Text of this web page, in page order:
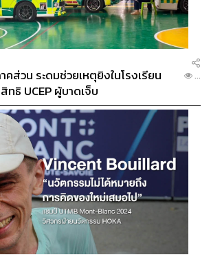
วน ระดมช่วยเหตุยิงในโรงเรียน
ธิ UCEP ผู้บาดเจ็บ
...